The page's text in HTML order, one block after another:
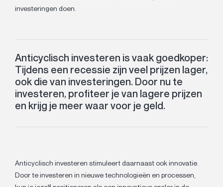
investeringen doen.
Anticyclisch investeren is vaak goedkoper:
Tijdens een recessie zijn veel prijzen lager,
ook die van investeringen. Door nu te
investeren, profiteer je van lagere prijzen
en krijg je meer waar voor je geld.
Anticyclisch investeren stimuleert daarnaast ook innovatie.
Door te investeren in nieuwe technologieën en processen,